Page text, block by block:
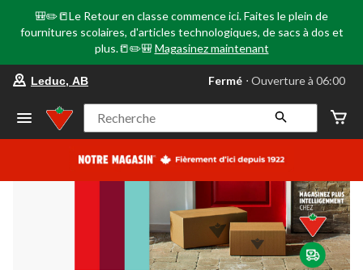
🎒✏️📒Le Retour en classe commence ici. Faites le plein de
fournitures scolaires, d'articles technologiques, de sacs à dos et
plus.📒✏️🎒 Magasinez maintenant
votre
préféré
Leduc,
AB,
courament
Ouverture
à
06:00
cliquer
pour
changer
Leduc, AB Fermé ⋅ Ouverture à 06:00
Recherche